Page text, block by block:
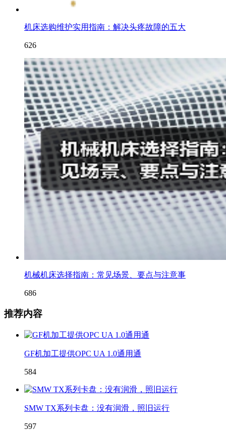
机床选购维护实用指南：解决头疼故障的五大
626
机械机床选择指南：常见场景、要点与注意事
686
推荐内容
GF机加工提供OPC UA 1.0通用通
584
SMW TX系列卡盘：没有润滑，照旧运行
597